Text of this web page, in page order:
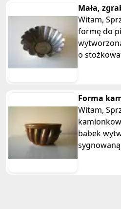
Mała,
na babkę
Witam, Sprzedam starą, metalową
formę do
wytworzoną
o
Forma
kominem -
Witam, Sprzedam starą,
babek
sygnowaną